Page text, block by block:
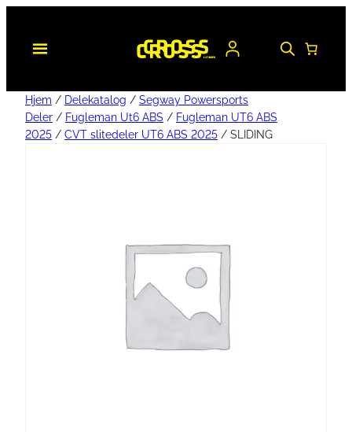
Hjem / Delekatalog / Segway Powersports
Deler / Fugleman Ut6 ABS / Fugleman UT6 ABS
2025 / CVT slitedeler UT6 ABS 2025 / SLIDING